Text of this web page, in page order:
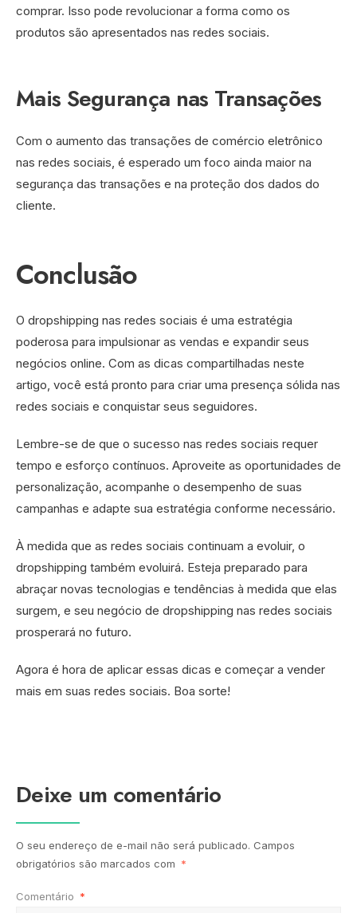
comprar. Isso pode revolucionar a forma como os
produtos são apresentados nas redes sociais.
Mais Segurança nas Transações
Com o aumento das transações de comércio eletrônico
nas redes sociais, é esperado um foco ainda maior na
segurança das transações e na proteção dos dados do
cliente.
Conclusão
O dropshipping nas redes sociais é uma estratégia
poderosa para impulsionar as vendas e expandir seus
negócios online. Com as dicas compartilhadas neste
artigo, você está pronto para criar uma presença sólida nas
redes sociais e conquistar seus seguidores.
Lembre-se de que o sucesso nas redes sociais requer
tempo e esforço contínuos. Aproveite as oportunidades de
personalização, acompanhe o desempenho de suas
campanhas e adapte sua estratégia conforme necessário.
À medida que as redes sociais continuam a evoluir, o
dropshipping também evoluirá. Esteja preparado para
abraçar novas tecnologias e tendências à medida que elas
surgem, e seu negócio de dropshipping nas redes sociais
prosperará no futuro.
Agora é hora de aplicar essas dicas e começar a vender
mais em suas redes sociais. Boa sorte!
Deixe um comentário
O seu endereço de e-mail não será publicado. Campos
obrigatórios são marcados com *
Comentário *